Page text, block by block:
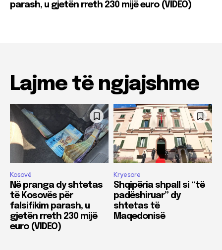
parash, u gjetën rreth 230 mijë euro (VIDEO)
Lajme të ngjajshme
Kosovë
Në pranga dy shtetas
të Kosovës për
falsifikim parash, u
gjetën rreth 230 mijë
euro (VIDEO)
Kryesore
Shqipëria shpall si “të
padëshiruar” dy
shtetas të
Maqedonisë